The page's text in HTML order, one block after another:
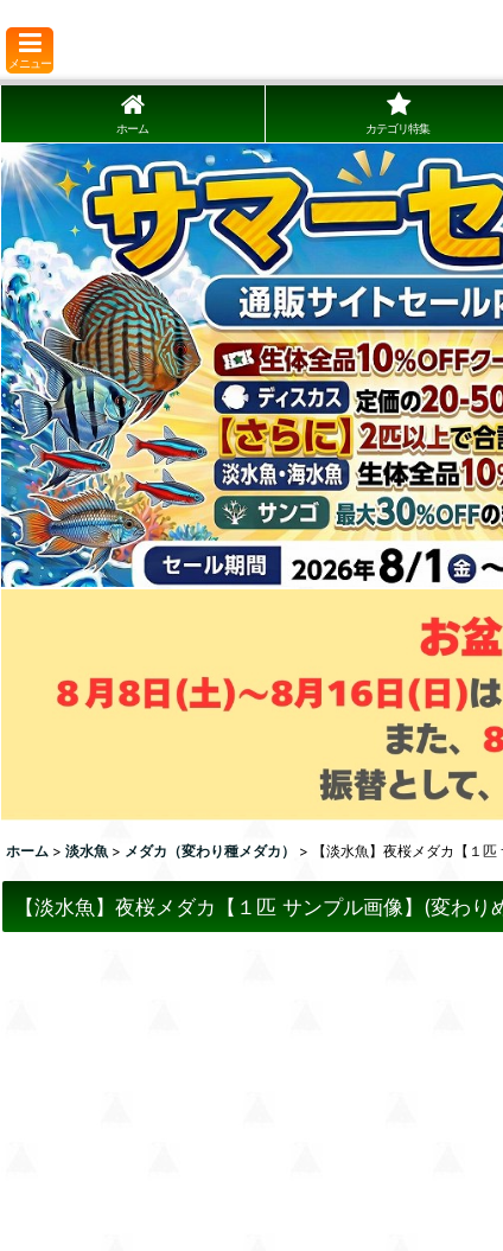
メニュー
ホーム カテゴリ特集
ホーム > 淡水魚 > メダカ（変わり種メダカ） > 【淡水魚】夜桜メダカ【１
【淡水魚】夜桜メダカ【１匹 サンプル画像】(変わ